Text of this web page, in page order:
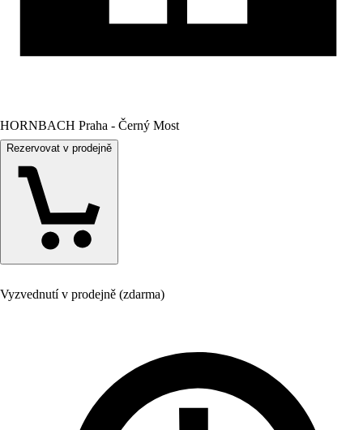
HORNBACH Praha - Černý Most
Rezervovat v prodejně
Vyzvednutí v prodejně (zdarma)